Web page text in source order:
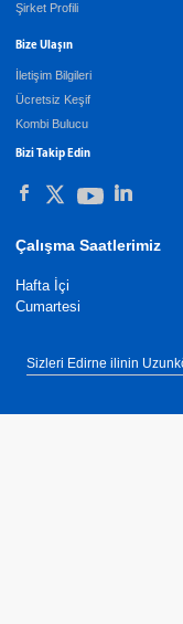
Şirket Profili
Bize Ulaşın
İletişim Bilgileri
Ücretsiz Keşif
Kombi Bulucu
Bizi Takip Edin
Çalışma Saatlerimiz
Hafta İçi
Cumartesi
Sizleri Edirne ilinin
Uygun Tesisat